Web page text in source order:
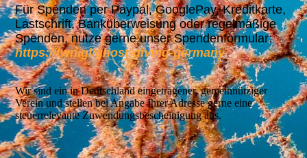
Für Spenden per Paypal, GooglePay, Kreditkarte,
Lastschrift, Banküberweisung oder regelmäßige
Spenden, nutze gerne unser Spendenformular:
https://twn.gl/ghost-diving-germany
Wir sind ein in Deutschland eingetragener, gemeinnütziger
Verein und stellen bei Angabe Ihrer Adresse gerne eine
steuerrelevante Zuwendungsbescheinigung aus.